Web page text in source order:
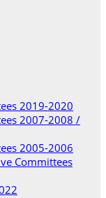
2019-2020
2007-2008 /
2005-2006
Committees